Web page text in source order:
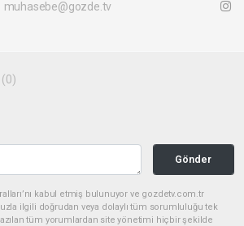
muhasebe@gozde.tv
(0)
Gönder
kabul etmiş bulunuyor ve gozdetv.com.tr
ilgili doğrudan veya dolaylı tüm sorumluluğu tek
tüm yorumlardan site yönetimi hiçbir şekilde